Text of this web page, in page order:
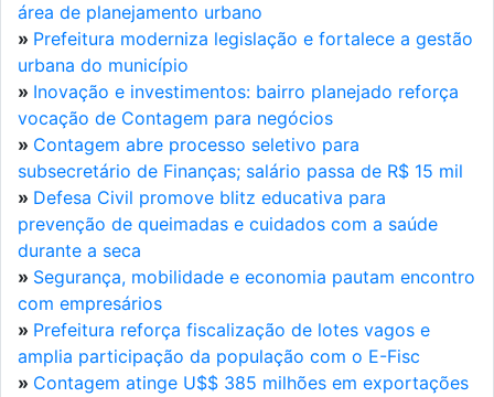
área de planejamento urbano
» Prefeitura moderniza legislação e fortalece a gestão
urbana do município
» Inovação e investimentos: bairro planejado reforça
vocação de Contagem para negócios
» Contagem abre processo seletivo para
subsecretário de Finanças; salário passa de R$ 15 mil
» Defesa Civil promove blitz educativa para
prevenção de queimadas e cuidados com a saúde
durante a seca
» Segurança, mobilidade e economia pautam encontro
com empresários
» Prefeitura reforça fiscalização de lotes vagos e
amplia participação da população com o E-Fisc
» Contagem atinge U$$ 385 milhões em exportações